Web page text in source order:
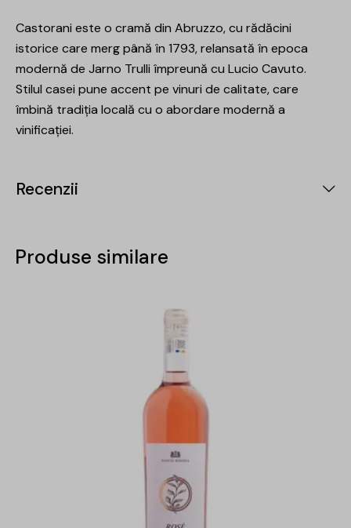
Castorani este o cramă din Abruzzo, cu rădăcini
istorice care merg până în 1793, relansată în epoca
modernă de Jarno Trulli împreună cu Lucio Cavuto.
Stilul casei pune accent pe vinuri de calitate, care
îmbină tradiția locală cu o abordare modernă a
vinificației.
Recenzii
Produse similare